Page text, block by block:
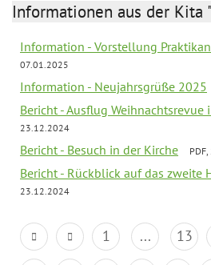
Informationen aus der Kita
Information - Vorstellung
07.01.2025
Information - Neujahrsgrüße 2025
Bericht - Ausflug Weihnachtsrevue
23.12.2024
Bericht - Besuch in der Kirche
Bericht - Rückblick auf das zweite
23.12.2024
1 ... 13